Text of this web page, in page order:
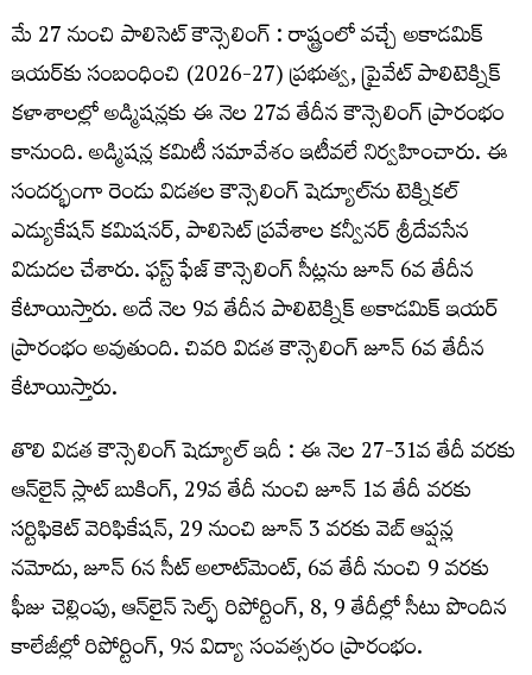
మే 27 నుంచి పాలిసెట్ కౌన్సెలింగ్ : రాష్ట్రంలో వచ్చే అకాడమిక్
ఇయర్​కు సంబంధించి (2026-27) ప్రభుత్వ, ప్రైవేట్ పాలిటెక్నిక్
కళాశాలల్లో అడ్మిషన్లకు ఈ నెల 27వ తేదీన కౌన్సెలింగ్ ప్రారంభం
కానుంది. అడ్మిషన్ల కమిటీ సమావేశం ఇటీవలే నిర్వహించారు. ఈ
సందర్భంగా రెండు విడతల కౌన్సెలింగ్ షెడ్యూల్​ను టెక్నికల్
ఎడ్యుకేషన్ కమిషనర్, పాలిసెట్ ప్రవేశాల కన్వీనర్ శ్రీదేవసేన
విడుదల చేశారు. ఫస్ట్​ ఫేజ్ కౌన్సెలింగ్ సీట్లను జూన్​ 6వ తేదీన
కేటాయిస్తారు. అదే నెల 9వ తేదీన పాలిటెక్నిక్ అకాడమిక్ ఇయర్
ప్రారంభం అవుతుంది. చివరి విడత కౌన్సెలింగ్ జూన్​ 6వ తేదీన
కేటాయిస్తారు.
తొలి విడత కౌన్సెలింగ్‌ షెడ్యూల్‌ ఇదీ : ఈ నెల 27-31వ తేదీ వరకు
ఆన్‌లైన్‌ స్లాట్‌ బుకింగ్, 29వ తేదీ నుంచి జూన్‌ 1వ తేదీ వరకు
సర్టిఫికెట్ వెరిఫికేషన్, 29 నుంచి జూన్‌ 3 వరకు వెబ్‌ ఆప్షన్ల
నమోదు, జూన్‌ 6న సీట్ అలాట్​మెంట్, 6వ తేదీ నుంచి 9 వరకు
ఫీజు చెల్లింపు, ఆన్‌లైన్‌ సెల్ఫ్‌ రిపోర్టింగ్, 8, 9 తేదీల్లో సీటు పొందిన
కాలేజీల్లో రిపోర్టింగ్, 9న విద్యా సంవత్సరం ప్రారంభం.